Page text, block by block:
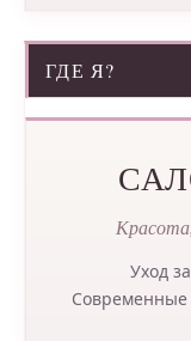
ГДЕ Я?
Уход
Современные